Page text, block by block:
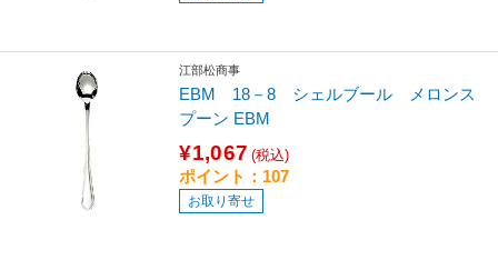
江部松商事
EBM 18－8 シェルブール メロンス
プーン EBM
¥1,067 (税込)
ポイント：107
お取り寄せ